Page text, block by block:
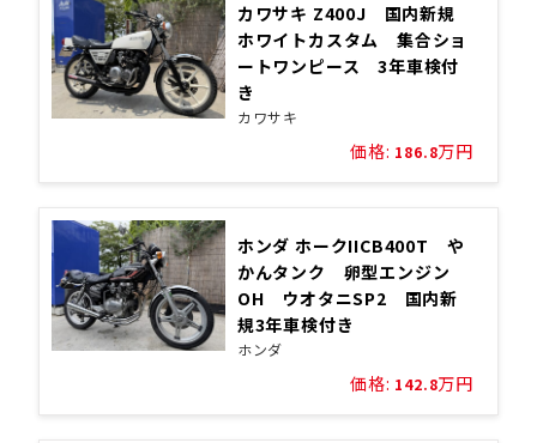
カワサキ Z400J 国内新規
ホワイトカスタム 集合ショ
ートワンピース 3年車検付
き
カワサキ
価格: 186.8万円
ホンダ ホークIICB400T や
かんタンク 卵型エンジン
OH ウオタニSP2 国内新
規3年車検付き
ホンダ
価格: 142.8万円